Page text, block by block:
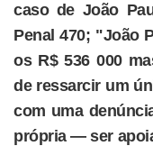
caso de João
Penal 470; "João
os R$ 536 000
de ressarcir um
com uma
própria — ser